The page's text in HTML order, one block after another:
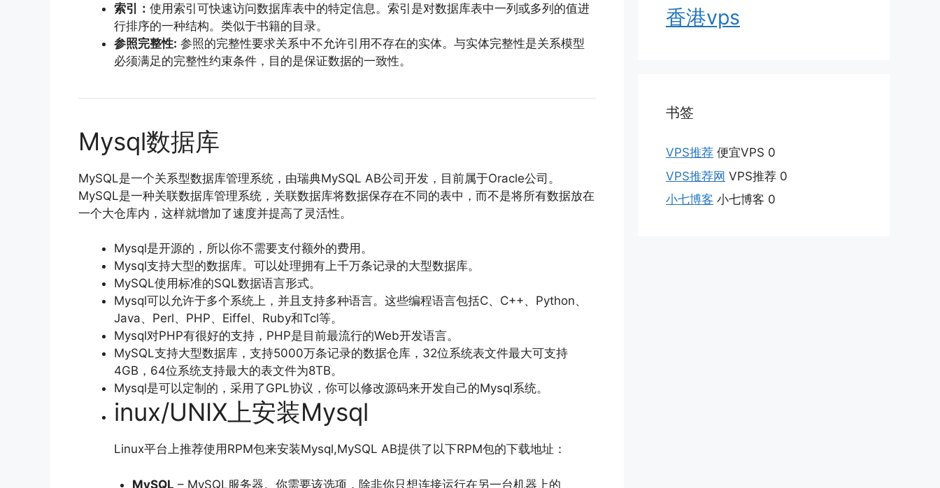
索引： 使用索引可快速访问数据库表中的特定信息。索引是对数据库表中一列或多列的值进
行排序的一种结构。类似于书籍的目录。
参照完整性: 参照的完整性要求关系中不允许引用不存在的实体。与实体完整性是关系模型
必须满足的完整性约束条件，目的是保证数据的一致性。
Mysql数据库
MySQL是一个关系型数据库管理系统，由瑞典MySQL AB公司开发，目前属于Oracle公司。
MySQL是一种关联数据库管理系统，关联数据库将数据保存在不同的表中，而不是将所有数据放在
一个大仓库内，这样就增加了速度并提高了灵活性。
Mysql是开源的，所以你不需要支付额外的费用。
Mysql支持大型的数据库。可以处理拥有上千万条记录的大型数据库。
MySQL使用标准的SQL数据语言形式。
Mysql可以允许于多个系统上，并且支持多种语言。这些编程语言包括C、C++、Python、
Java、Perl、PHP、Eiffel、Ruby和Tcl等。
Mysql对PHP有很好的支持，PHP是目前最流行的Web开发语言。
MySQL支持大型数据库，支持5000万条记录的数据仓库，32位系统表文件最大可支持
4GB，64位系统支持最大的表文件为8TB。
Mysql是可以定制的，采用了GPL协议，你可以修改源码来开发自己的Mysql系统。
inux/UNIX上安装Mysql
Linux平台上推荐使用RPM包来安装Mysql,MySQL AB提供了以下RPM包的下载地址：
MySQL – MySQL服务器。你需要该选项，除非你只想连接运行在另一台机器上的
香港vps
书签
VPS推荐 便宜VPS 0
VPS推荐网 VPS推荐 0
小七博客 小七博客 0